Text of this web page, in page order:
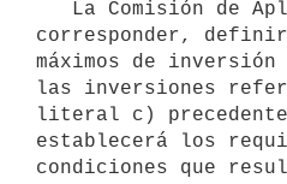
corresponder,
máximos de
las inversiones
literal c)
establecerá los
condiciones que